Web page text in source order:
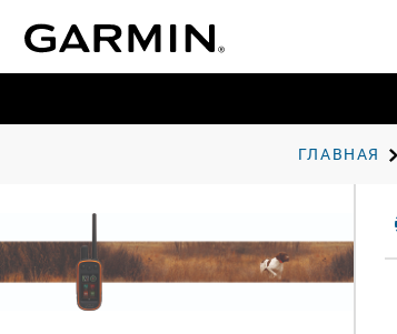
ГЛАВНАЯ
Начало работы